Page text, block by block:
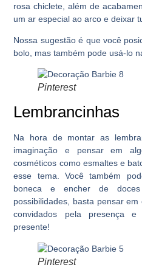
rosa chiclete, além de
um ar especial ao arco e deixar
Nossa sugestão é que você
bolo, mas também pode usá-lo
Pinterest
Lembrancinhas
Na hora de montar as
imaginação e pensar em
cosméticos como esmaltes e
esse tema. Você também
boneca e encher de
possibilidades, basta pensar
convidados pela presença e
presente!
Pinterest